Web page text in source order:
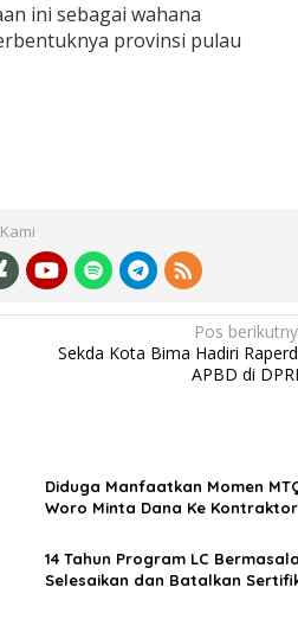
ini sebagai wahana
provinsi pulau
Pos
Sekda Kota Bima Hadiri
APBD di
Diduga Manfaatkan Momen
Woro Minta Dana Ke
14 Tahun Program LC
Selesaikan dan Batalkan